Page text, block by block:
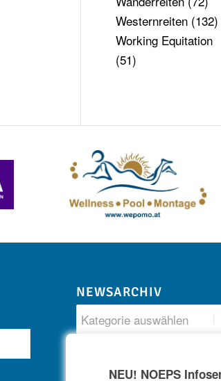
Westernreiten(132)
Working Equitation
(51)
NEWSARCHIV
NEU! NOEPS